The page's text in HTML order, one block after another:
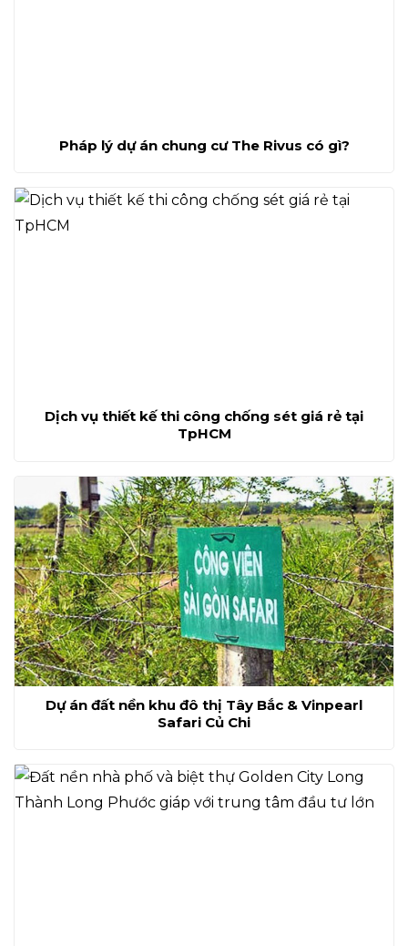
Pháp lý dự án chung cư The Rivus có gì?
Dịch vụ thiết kế thi công chống sét giá rẻ tại
TpHCM
Dự án đất nền khu đô thị Tây Bắc & Vinpearl
Safari Củ Chi